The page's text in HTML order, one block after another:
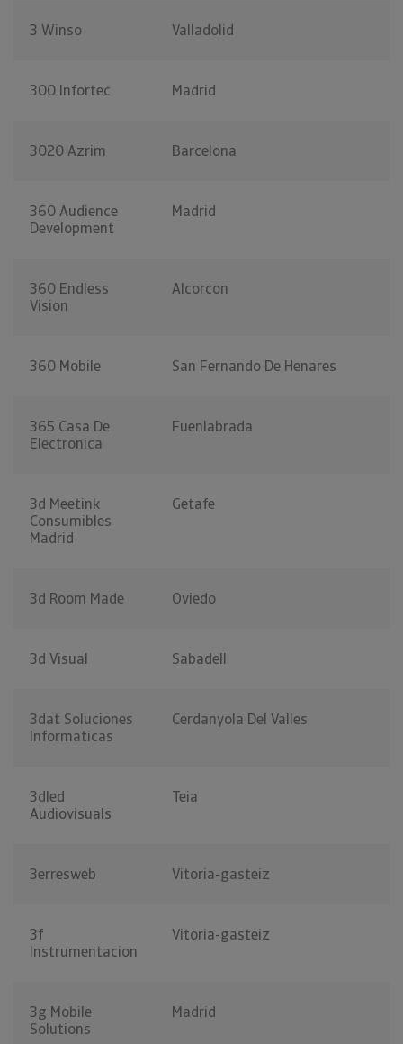
3 Winso Valladolid
300 Infortec Madrid
3020 Azrim Barcelona
360 Audience
Development
Madrid
360 Endless
Vision
Alcorcon
360 Mobile San Fernando De Henares
365 Casa De
Electronica
Fuenlabrada
3d Meetink
Consumibles
Madrid
Getafe
3d Room Made Oviedo
3d Visual Sabadell
3dat Soluciones
Informaticas
Cerdanyola Del Valles
3dled
Audiovisuals
Teia
3erresweb Vitoria-gasteiz
3f
Instrumentacion
Vitoria-gasteiz
3g Mobile
Solutions
Madrid